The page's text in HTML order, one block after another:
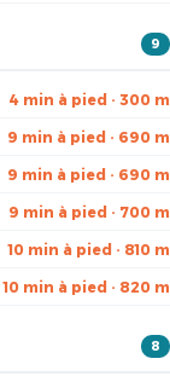
9
4 min à pied · 300 m
9 min à pied · 690 m
9 min à pied · 690 m
9 min à pied · 700 m
10 min à pied · 810 m
10 min à pied · 820 m
8